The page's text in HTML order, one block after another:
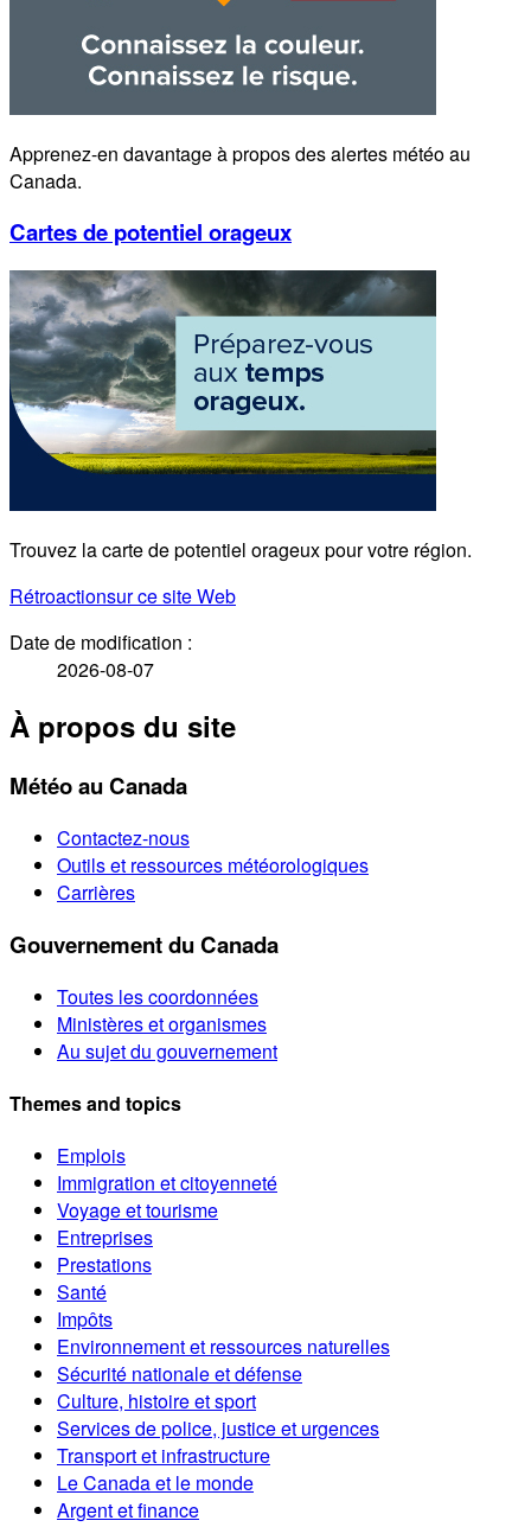
Apprenez-en davantage à propos des alertes météo au
Canada.
Cartes de potentiel orageux
Trouvez la carte de potentiel orageux pour votre région.
Rétroactionsur ce site Web
Date de modification :
2026-08-07
À propos du site
Météo au Canada
Contactez-nous
Outils et ressources météorologiques
Carrières
Gouvernement du Canada
Toutes les coordonnées
Ministères et organismes
Au sujet du gouvernement
Themes and topics
Emplois
Immigration et citoyenneté
Voyage et tourisme
Entreprises
Prestations
Santé
Impôts
Environnement et ressources naturelles
Sécurité nationale et défense
Culture, histoire et sport
Services de police, justice et urgences
Transport et infrastructure
Le Canada et le monde
Argent et finance